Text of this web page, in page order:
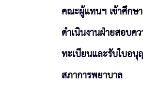
คณะผู้แทนฯ เข้าศึกษ
ดำเนินงานฝ่ายสอบค
ทะเบียนและรับใบอ
สภาการพยาบาล